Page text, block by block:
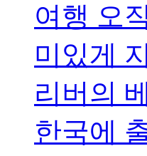
여행 오
미있게
리버의
한국에